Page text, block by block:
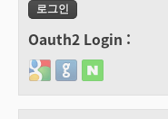
Oauth2 Login :
Login with Google
Login with GitHub
Login with Naver